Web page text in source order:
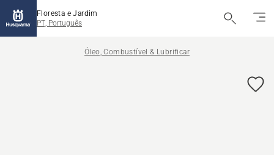
Floresta e Jardim
PT, Português
Óleo, Combustível & Lubrificar